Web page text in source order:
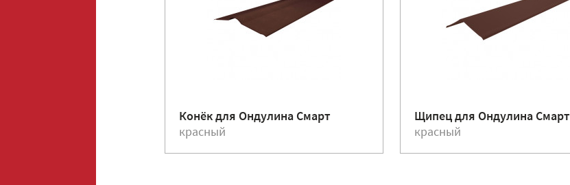
Конёк для Ондулина Смарт
красный
Щипец для Ондулина Смарт
красный